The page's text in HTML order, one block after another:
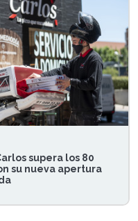
supera los 80
su nueva apertura